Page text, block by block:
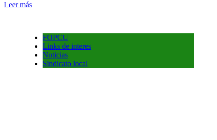
Leer más
FOPCU
Links de interes
Noticias
Sindicato local